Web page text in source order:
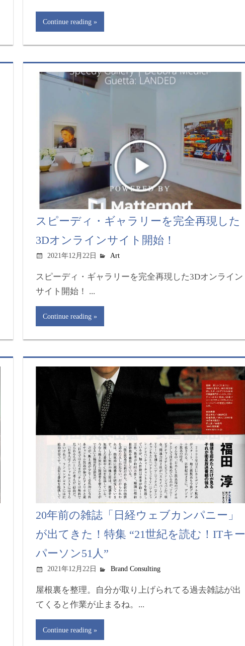
Continue reading
スピーディ・ギャラリーを完全再現した
3Dオンラインサイト開始！
2021年12月22日 Art
スピーディ・ギャラリーを完全再現した3Dオンライン
サイト開始！ ...
Continue reading
20年前の雑誌「日経ウェブカンパニー」
が出てきた！特集 “21世紀を読む！ITキー
パーソン51人”
2021年12月22日 Brand Consulting
屋根裏を整理。自分が取り上げられてる過去雑誌が出
てくると作業が止まるね。...
Continue reading